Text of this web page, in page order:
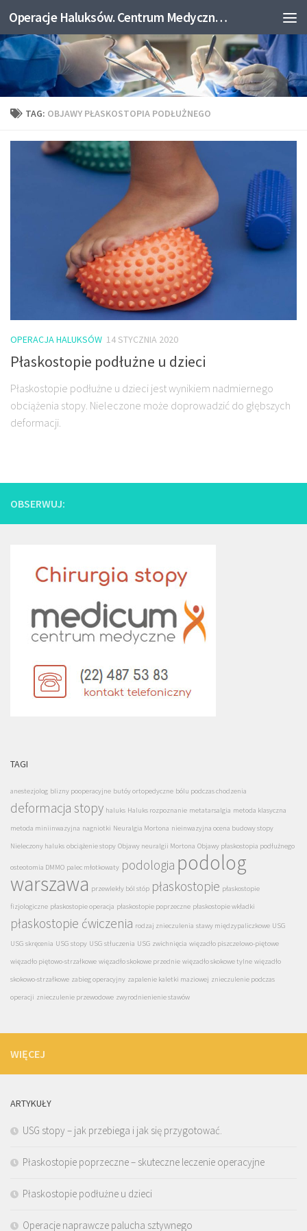
Skip to content Operacje Haluksów. Centrum Medyczne Medicum.
TAG: OBJAWY PŁASKOSTOPIA PODŁUŻNEGO
OPERACJA HALUKSÓW 14 STYCZNIA 2020
Płaskostopie podłużne u dzieci
Płaskostopie podłużne u dzieci jest wynikiem nadmiernego
obciążenia stopy. Nieleczone może doprowadzić do głębszych
deformacji.
OBSERWUJ:
TAGI
anestezjolog blizny pooperacyjne butóy ortopedyczne bólu podczas chodzenia
deformacja stopy haluks Haluks rozpoznanie metatarsalgia metoda klasyczna
metoda miniinwazyjna nagniotki Neuralgia Mortona nieinwazyjna ocena budowy stopy
Nieleczony haluks obciążenie stopy Objawy neuralgii Mortona Objawy płaskostopia podłużnego
osteotomia DMMO palec młotkowaty podologia podolog
warszawa przewlekły ból stóp płaskostopie płaskostopie
fizjologiczne płaskostopie operacja płaskostopie poprzeczne płaskostopie wkładki
płaskostopie ćwiczenia rodzaj znieczulenia stawy międzypaliczkowe USG
USG skręcenia USG stopy USG stłuczenia USG zwichnięcia więzadło piszczelowo-piętowe
więzadło piętowo-strzałkowe więzadło skokowe przednie więzadło skokowe tylne więzadło
skokowo-strzałkowe zabieg operacyjny zapalenie kaletki maziowej znieczulenie podczas
operacji znieczulenie przewodowe zwyrodnienienie stawów
WIĘCEJ
ARTYKUŁY
USG stopy – jak przebiega i jak się przygotować.
Płaskostopie poprzeczne – skuteczne leczenie operacyjne
Płaskostopie podłużne u dzieci
Operacje naprawcze palucha sztywnego